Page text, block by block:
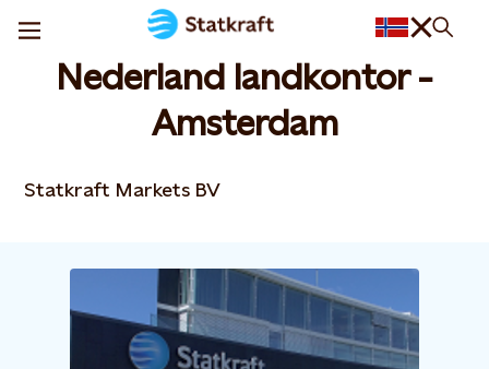
Nederland landkontor -
Amsterdam
Statkraft Markets BV